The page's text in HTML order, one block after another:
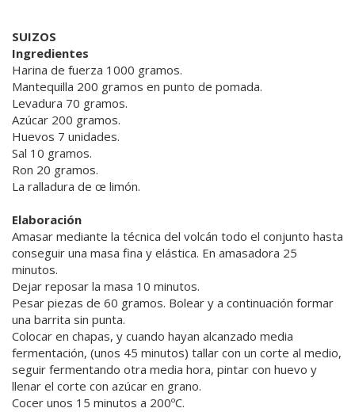
SUIZOS
Ingredientes
Harina de fuerza 1000 gramos.
Mantequilla 200 gramos en punto de pomada.
Levadura 70 gramos.
Azúcar 200 gramos.
Huevos 7 unidades.
Sal 10 gramos.
Ron 20 gramos.
La ralladura de œ limón.
Elaboración
Amasar mediante la técnica del volcán todo el conjunto hasta
conseguir una masa fina y elástica. En amasadora 25
minutos.
Dejar reposar la masa 10 minutos.
Pesar piezas de 60 gramos. Bolear y a continuación formar
una barrita sin punta.
Colocar en chapas, y cuando hayan alcanzado media
fermentación, (unos 45 minutos) tallar con un corte al medio,
seguir fermentando otra media hora, pintar con huevo y
llenar el corte con azúcar en grano.
Cocer unos 15 minutos a 200ºC.